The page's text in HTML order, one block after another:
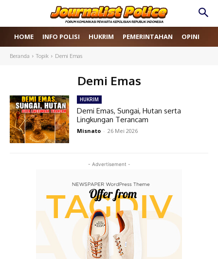
HOME INFO POLISI HUKRIM PEMERINTAHAN OPINI
Beranda Topik Demi Emas
Demi Emas
- Advertisement -
HUKRIM
Demi Emas, Sungai, Hutan serta
Lingkungan Terancam
Misnato - 26 Mei 2026